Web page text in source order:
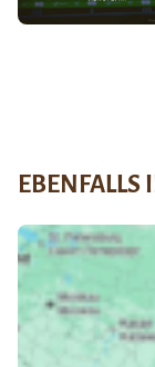
EBENFALLS